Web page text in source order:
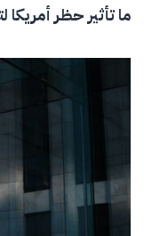
ما تأثير حظر